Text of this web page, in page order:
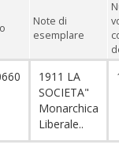
Note di
esemplare
1911 LA
SOCIETA"
Monarchica
Liberale..